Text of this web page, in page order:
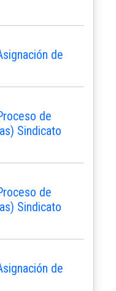
de
de
Sindicato
de
Sindicato
de